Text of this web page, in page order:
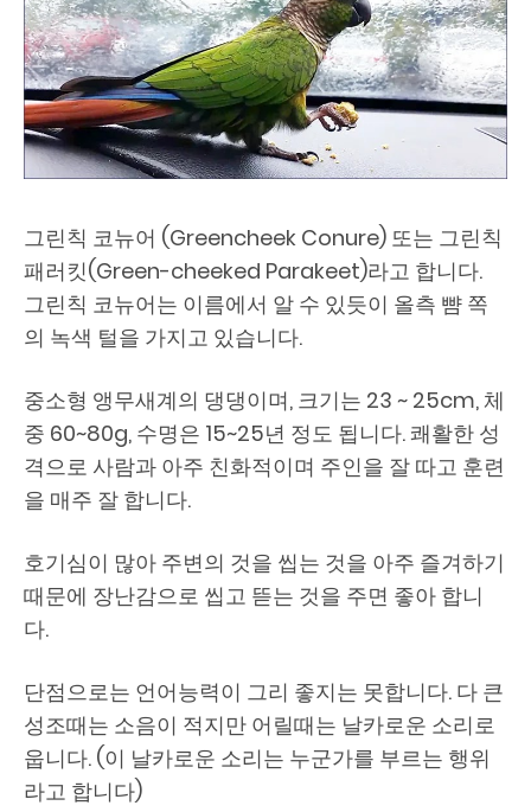
그린칙 코뉴어 (Greencheek Conure) 또는 그린칙
패러킷(Green-cheeked Parakeet)라고 합니다.
그린칙 코뉴어는 이름에서 알 수 있듯이 올측 뺨 쪽
의 녹색 털을 가지고 있습니다.
중소형 앵무새계의 댕댕이며, 크기는 23 ~ 25cm, 체
중 60~80g, 수명은 15~25년 정도 됩니다. 쾌활한 성
격으로 사람과 아주 친화적이며 주인을 잘 따고 훈련
을 매주 잘 합니다.
호기심이 많아 주변의 것을 씹는 것을 아주 즐겨하기
때문에 장난감으로 씹고 뜯는 것을 주면 좋아 합니
다.
단점으로는 언어능력이 그리 좋지는 못합니다. 다 큰
성조때는 소음이 적지만 어릴때는 날카로운 소리로
웁니다. (이 날카로운 소리는 누군가를 부르는 행위
라고 합니다)